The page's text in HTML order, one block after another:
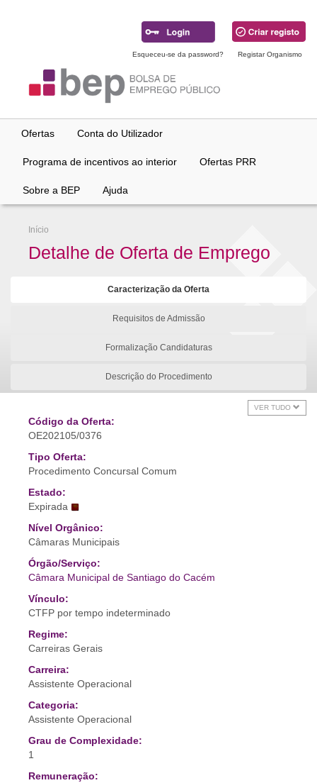
Esqueceu-se da password? Registar Organismo
Ofertas Conta do Utilizador
Programa de incentivos ao interior Ofertas PRR
Sobre a BEP Ajuda
Início
Detalhe de Oferta de Emprego
Caracterização da Oferta
Requisitos de Admissão
Formalização Candidaturas
Descrição do Procedimento
VER TUDO
Código da Oferta:
OE202105/0376
Tipo Oferta:
Procedimento Concursal Comum
Estado:
Expirada
Nível Orgânico:
Câmaras Municipais
Órgão/Serviço:
Câmara Municipal de Santiago do Cacém
Vínculo:
CTFP por tempo indeterminado
Regime:
Carreiras Gerais
Carreira:
Assistente Operacional
Categoria:
Assistente Operacional
Grau de Complexidade:
1
Remuneração: